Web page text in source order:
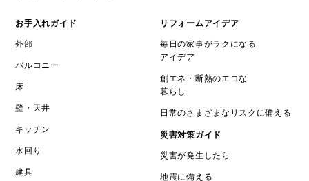
お手入れガイド
外部
バルコニー
床
壁・天井
キッチン
水回り
建具
リフォームアイデア
毎日の家事がラクになる
アイデア
創エネ・断熱のエコな
暮らし
日常のさまざまなリスクに備える
災害対策ガイド
災害が発生したら
地震に備える